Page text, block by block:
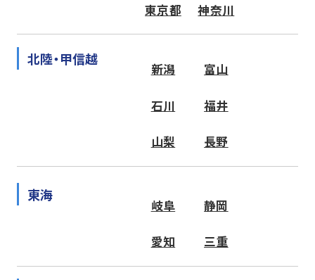
東京都 神奈川
北陸・甲信越
新潟 富山
石川 福井
山梨 長野
東海
岐阜 静岡
愛知 三重